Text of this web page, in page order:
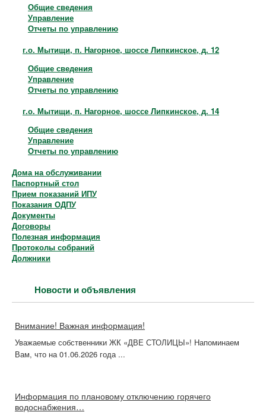
Общие сведения
Управление
Отчеты по управлению
г.о. Мытищи, п. Нагорное, шоссе Липкинское, д. 12
Общие сведения
Управление
Отчеты по управлению
г.о. Мытищи, п. Нагорное, шоссе Липкинское, д. 14
Общие сведения
Управление
Отчеты по управлению
Дома на обслуживании
Паспортный стол
Прием показаний ИПУ
Показания ОДПУ
Документы
Договоры
Полезная информация
Протоколы собраний
Должники
Новости и объявления
Внимание! Важная информация!
Уважаемые собственники ЖК «ДВЕ СТОЛИЦЫ»! Напоминаем
Вам, что на 01.06.2026 года ...
Информация по плановому отключению горячего
водоснабжения…